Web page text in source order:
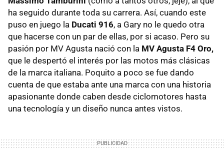
ha seguido durante toda su carrera. Así, cuando este
puso en juego la Ducati 916, a Gary no le quedo otra
que hacerse con un par de ellas, por si acaso. Pero su
pasión por MV Agusta nació con la MV Agusta F4 Oro,
que le despertó el interés por las motos más clásicas
de la marca italiana. Poquito a poco se fue dando
cuenta de que estaba ante una marca con una historia
apasionante donde caben desde ciclomotores hasta
una tecnología y un diseño nunca antes vistos.